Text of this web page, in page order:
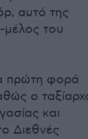
αυτό της
του
πρώτη φορά
ο
και
Διεθνές